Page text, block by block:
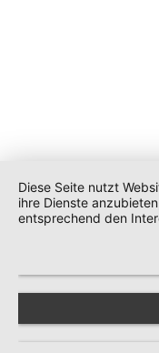
Diese Seite nutzt
ihre Dienste
entsprechend den